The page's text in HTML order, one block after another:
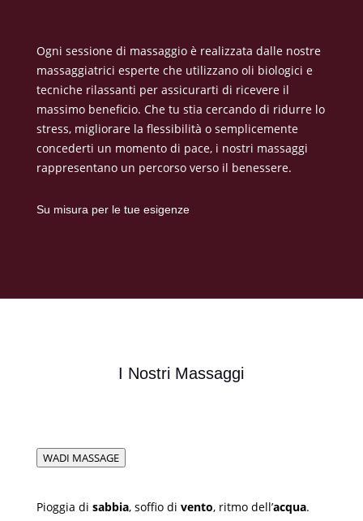
Ogni sessione di massaggio è realizzata dalle nostre
massaggiatrici esperte che utilizzano oli biologici e
tecniche rilassanti per assicurarti di ricevere il
massimo beneficio. Che tu stia cercando di ridurre lo
stress, migliorare la flessibilità o semplicemente
concederti un momento di pace, i nostri massaggi
rappresentano un percorso verso il benessere.
Su misura per le tue esigenze
I Nostri Massaggi
WADI MASSAGE
Pioggia di sabbia, soffio di vento, ritmo dell’acqua.